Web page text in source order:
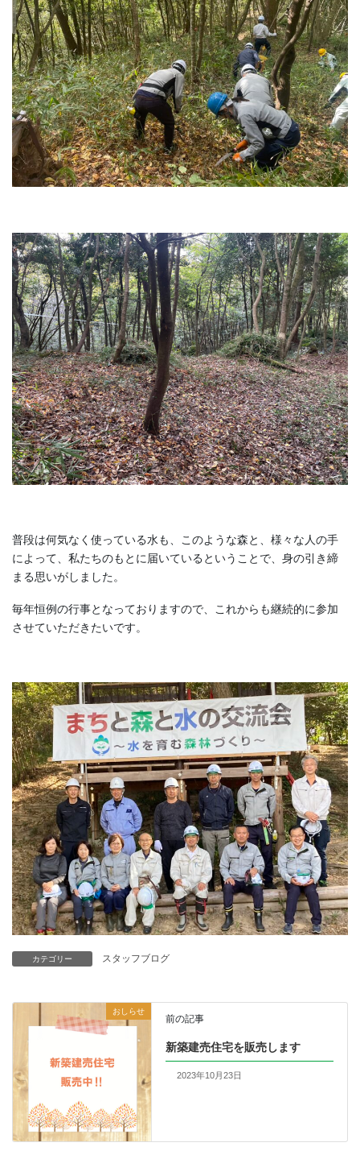
普段は何気なく使っている水も、このような森と、様々な人の手
によって、私たちのもとに届いているということで、身の引き締
まる思いがしました。
毎年恒例の行事となっておりますので、これからも継続的に参加
させていただきたいです。
カテゴリー スタッフブログ
おしらせ
前の記事
新築建売住宅を販売します
2023年10月23日